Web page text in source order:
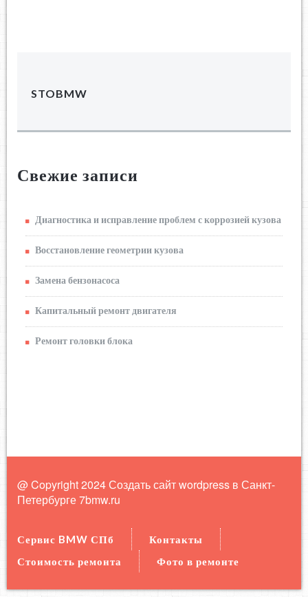
STOBMW
Свежие записи
Диагностика и исправление проблем с коррозией кузова
Восстановление геометрии кузова
Замена бензонасоса
Капитальный ремонт двигателя
Ремонт головки блока
@ Copyright 2024 Создать сайт wordpress в Санкт-
Петербурге7bmw.ru
Сервис BMW СПб
Контакты
Стоимость ремонта
Фото в ремонте